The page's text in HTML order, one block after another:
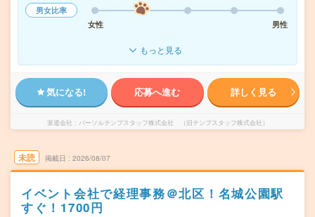
男女比率
女性
男性
もっと見る
気になる! 応募へ進む 詳しく見る
派遣会社 パーソルテンプスタッフ株式会社 （旧テンプスタッフ株式会社）
未読 掲載日 2026/08/07
イベント会社で経理事務＠北区！名城公園駅
すぐ！1700円